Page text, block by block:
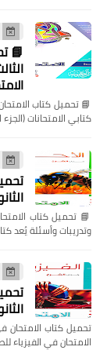
📘
كتابي الامتحانات
وتدريبات وأسئلة يُعد
الثانوي
الامتحان في الفيزياء